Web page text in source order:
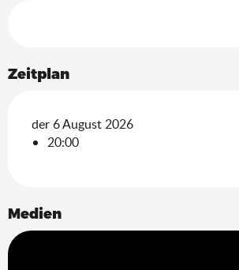
Zeitplan
der 6 August 2026
20:00
Medien